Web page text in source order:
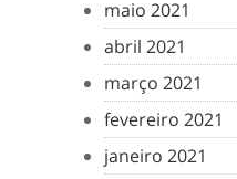
maio 2021
abril 2021
março 2021
fevereiro 2021
janeiro 2021